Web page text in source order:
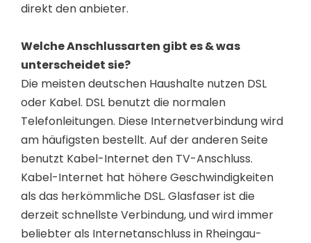
direkt den anbieter.
Welche Anschlussarten gibt es & was
unterscheidet sie?
Die meisten deutschen Haushalte nutzen DSL
oder Kabel. DSL benutzt die normalen
Telefonleitungen. Diese Internetverbindung wird
am häufigsten bestellt. Auf der anderen Seite
benutzt Kabel-Internet den TV-Anschluss.
Kabel-Internet hat höhere Geschwindigkeiten
als das herkömmliche DSL. Glasfaser ist die
derzeit schnellste Verbindung, und wird immer
beliebter als Internetanschluss in Rheingau-